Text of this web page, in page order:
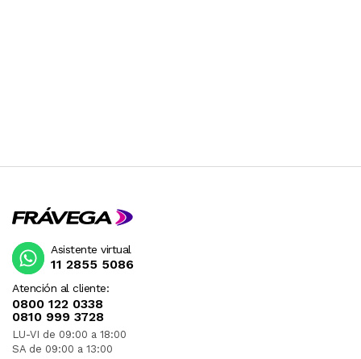
Atención al cliente:
0800 122 0338
0810 999 3728
LU-VI de 09:00 a 18:00
SA de 09:00 a 13:00
Asistente virtual
11 2855 5086